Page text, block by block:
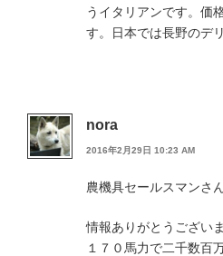
うイタリアンです。価
す。日本では長野のデ
nora
2016年2月29日 10:23 AM
農機具セールスマンさ
情報ありがとうござい
１７０馬力で二千数百